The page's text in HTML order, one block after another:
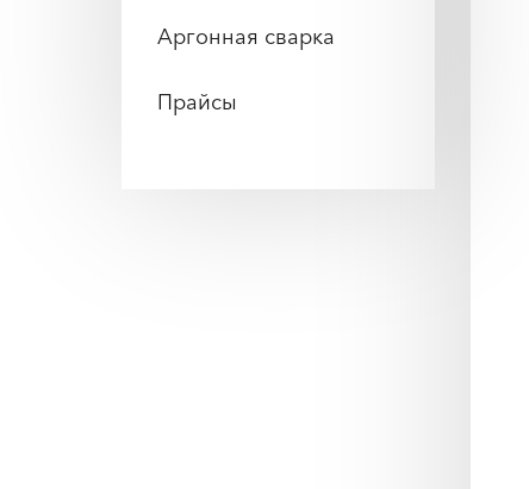
Аргонная сварка
Прайсы